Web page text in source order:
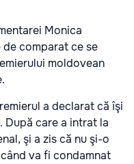
Monica
de comparat ce se
moldovean
a declarat că îşi
După care a intrat la
şi a zis că nu şi-o
va fi condamnat